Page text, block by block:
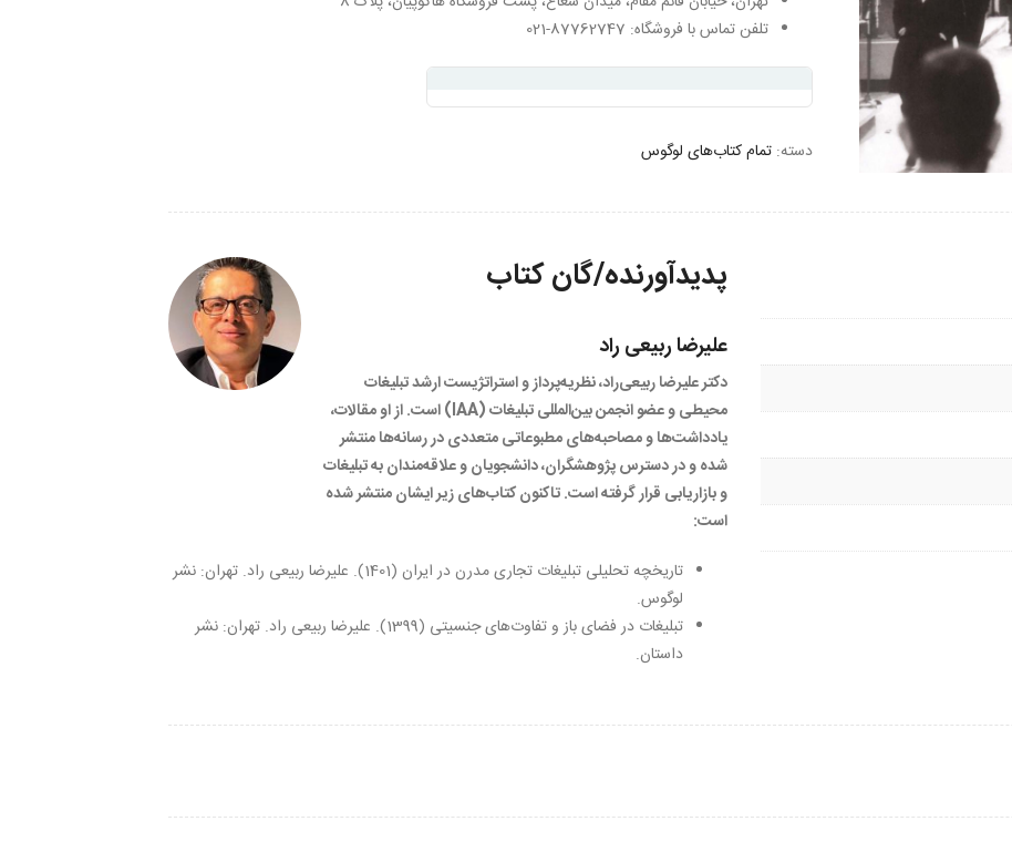
تلفن تماس با فروشگاه: 87762747-021
دسته: تمام کتاب‌های لوگوس
پدیدآورنده/گان کتاب
علیرضا ربیعی راد
دکتر علیرضا ربیعی‌راد، نظریه‌پرداز و استراتژیست ارشد تبلیغات
محیطی و عضو انجمن بین‌المللی تبلیغات (IAA) است. از او مقالات،
یادداشت‌ها و مصاحبه‌های مطبوعاتی متعددی در رسانه‌ها منتشر
شده و در دسترس پژوهشگران، دانشجویان و علاقه‌مندان به تبلیغات
و بازاریابی قرار گرفته است. تاکنون کتاب‌های زیر ایشان منتشر شده
است:
تاریخچه تحلیلی تبلیغات تجاری مدرن در ایران (1401). علیرضا ربیعی راد. تهران: نشر
لوگوس.
تبلیغات در فضای باز و تفاوت‌های جنسیتی (1399). علیرضا ربیعی راد. تهران: نشر
داستان.